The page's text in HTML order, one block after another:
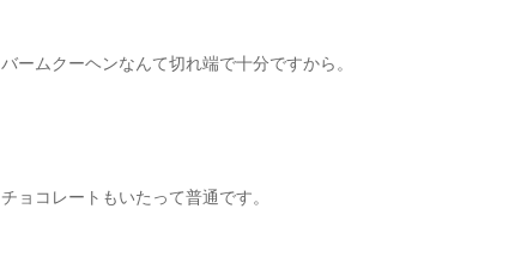
バームクーヘンなんて切れ端で十分ですから。
チョコレートもいたって普通です。